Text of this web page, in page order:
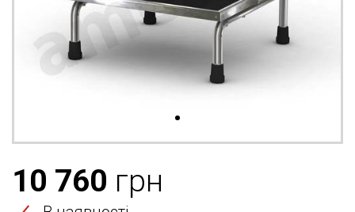
10 760 грн